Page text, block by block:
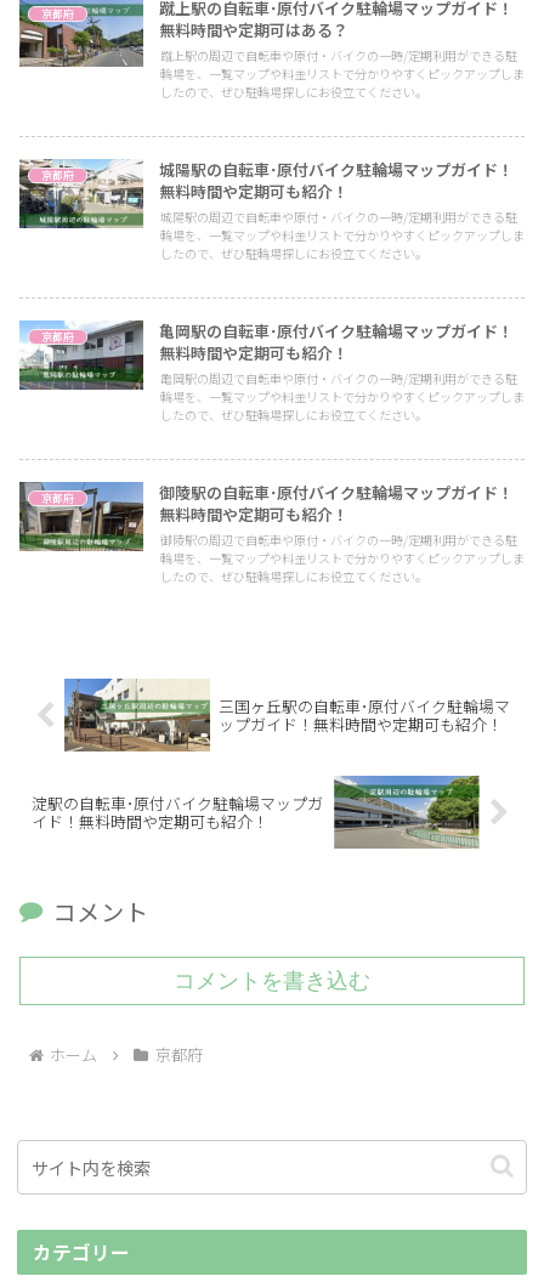
京都府
蹴上駅の自転車･原付バイク駐輪場マップガイド！
無料時間や定期可はある？
蹴上駅の周辺で自転車や原付・バイクの一時/定期利用ができる駐
輪場を、一覧マップや料金リストで分かりやすくピックアップしま
したので、ぜひ駐輪場探しにお役立てください。
京都府
城陽駅の自転車･原付バイク駐輪場マップガイド！
無料時間や定期可も紹介！
城陽駅の周辺で自転車や原付・バイクの一時/定期利用ができる駐
輪場を、一覧マップや料金リストで分かりやすくピックアップしま
したので、ぜひ駐輪場探しにお役立てください。
京都府
亀岡駅の自転車･原付バイク駐輪場マップガイド！
無料時間や定期可も紹介！
亀岡駅の周辺で自転車や原付・バイクの一時/定期利用ができる駐
輪場を、一覧マップや料金リストで分かりやすくピックアップしま
したので、ぜひ駐輪場探しにお役立てください。
京都府
御陵駅の自転車･原付バイク駐輪場マップガイド！
無料時間や定期可も紹介！
御陵駅の周辺で自転車や原付・バイクの一時/定期利用ができる駐
輪場を、一覧マップや料金リストで分かりやすくピックアップしま
したので、ぜひ駐輪場探しにお役立てください。
三国ヶ丘駅の自転車･原付バイク駐輪場マ
ップガイド！無料時間や定期可も紹介！
淀駅の自転車･原付バイク駐輪場マップガ
イド！無料時間や定期可も紹介！
コメント
コメントを書き込む
ホーム 京都府
カテゴリー